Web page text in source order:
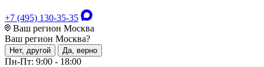
+7 (495) 130-35-35
Ваш регион Москва
Ваш регион Москва?
Нет, другой Да, верно
Пн-Пт: 9:00 - 18:00